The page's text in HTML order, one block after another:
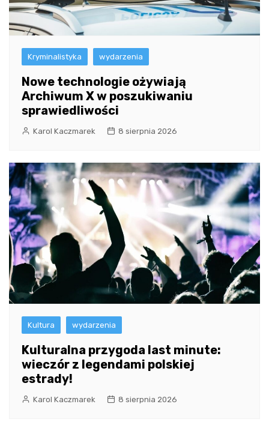
Kryminalistyka wydarzenia
Nowe technologie ożywiają
Archiwum X w poszukiwaniu
sprawiedliwości
Karol Kaczmarek 8 sierpnia 2026
Kultura wydarzenia
Kulturalna przygoda last minute:
wieczór z legendami polskiej
estrady!
Karol Kaczmarek 8 sierpnia 2026